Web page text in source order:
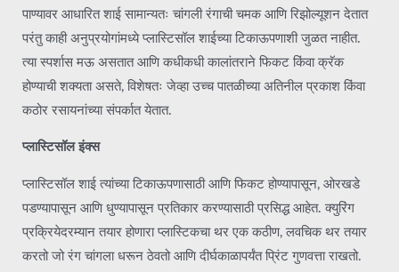
पाण्यावर आधारित शाई सामान्यतः चांगली रंगाची चमक आणि रिझोल्यूशन देतात
परंतु काही अनुप्रयोगांमध्ये प्लास्टिसॉल शाईच्या टिकाऊपणाशी जुळत नाहीत.
त्या स्पर्शास मऊ असतात आणि कधीकधी कालांतराने फिकट किंवा क्रॅक
होण्याची शक्यता असते, विशेषतः जेव्हा उच्च पातळीच्या अतिनील प्रकाश किंवा
कठोर रसायनांच्या संपर्कात येतात.
प्लास्टिसॉल इंक्स
प्लास्टिसॉल शाई त्यांच्या टिकाऊपणासाठी आणि फिकट होण्यापासून, ओरखडे
पडण्यापासून आणि धुण्यापासून प्रतिकार करण्यासाठी प्रसिद्ध आहेत. क्युरिंग
प्रक्रियेदरम्यान तयार होणारा प्लास्टिकचा थर एक कठीण, लवचिक थर तयार
करतो जो रंग चांगला धरून ठेवतो आणि दीर्घकाळापर्यंत प्रिंट गुणवत्ता राखतो.